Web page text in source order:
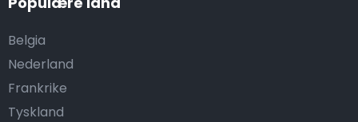
Belgia
Nederland
Frankrike
Tyskland